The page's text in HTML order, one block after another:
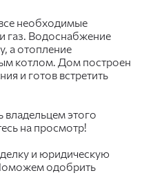
необходимые
газ. Водоснабжение
а отопление
котлом. Дом построен
и готов встретить
владельцем этого
на просмотр!
и юридическую
одобрить